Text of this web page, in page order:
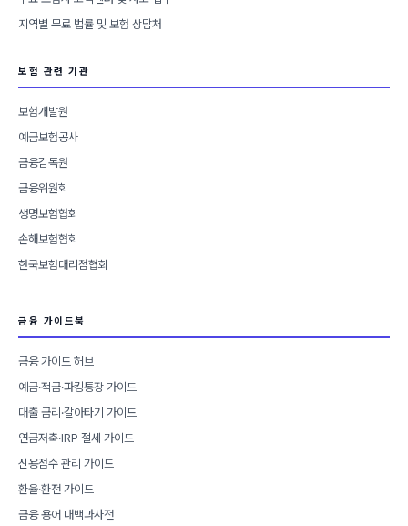
지역별 무료 법률 및 보험 상담처
보험 관련 기관
보험개발원
예금보험공사
금융감독원
금융위원회
생명보험협회
손해보험협회
한국보험대리점협회
금융 가이드북
금융 가이드 허브
예금·적금·파킹통장 가이드
대출 금리·갈아타기 가이드
연금저축·IRP 절세 가이드
신용점수 관리 가이드
환율·환전 가이드
금융 용어 대백과사전